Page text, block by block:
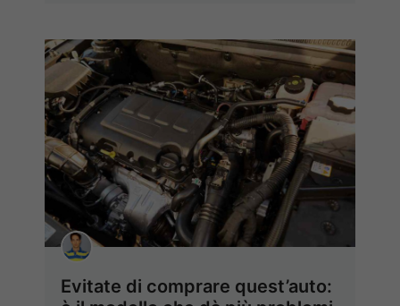
Evitate di comprare quest’auto: